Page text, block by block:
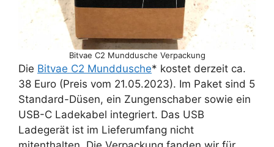
Bitvae C2 Munddusche Verpackung
Die Bitvae C2 Munddusche* kostet derzeit ca.
38 Euro (Preis vom 21.05.2023). Im Paket sind 5
Standard-Düsen, ein Zungenschaber sowie ein
USB-C Ladekabel integriert. Das USB
Ladegerät ist im Lieferumfang nicht